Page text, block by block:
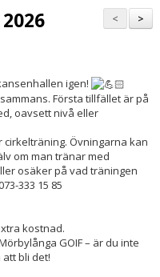
>
<
igen!
Första tillfället är på
oavsett nivå eller
Övningarna kan
om man tränar med
osäker på vad träningen
333 15 85
kostnad.
GOIF – är du inte
bli det!